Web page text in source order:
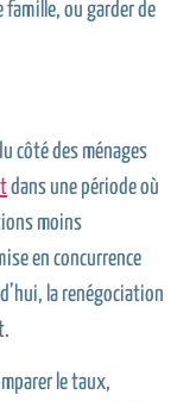
ou garder de
côté des ménages
dans une période où
moins
en concurrence
la renégociation
le taux,